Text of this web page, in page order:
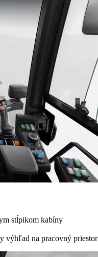
stĺpikom kabíny
výhľad na pracovný priestor